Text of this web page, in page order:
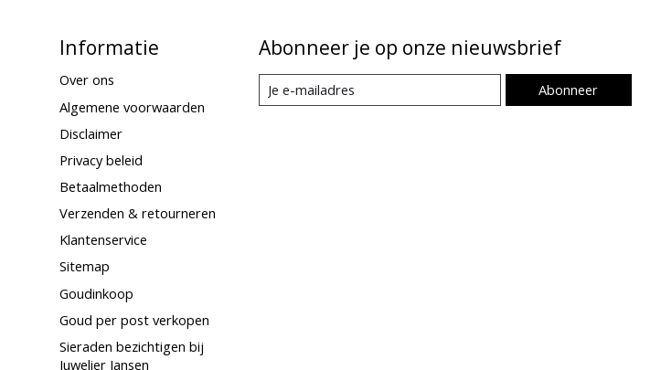
Informatie
Over ons
Algemene voorwaarden
Disclaimer
Privacy beleid
Betaalmethoden
Verzenden & retourneren
Klantenservice
Sitemap
Goudinkoop
Goud per post verkopen
Sieraden bezichtigen bij
Juwelier Jansen
Abonneer je op onze nieuwsbrief
Abonneer